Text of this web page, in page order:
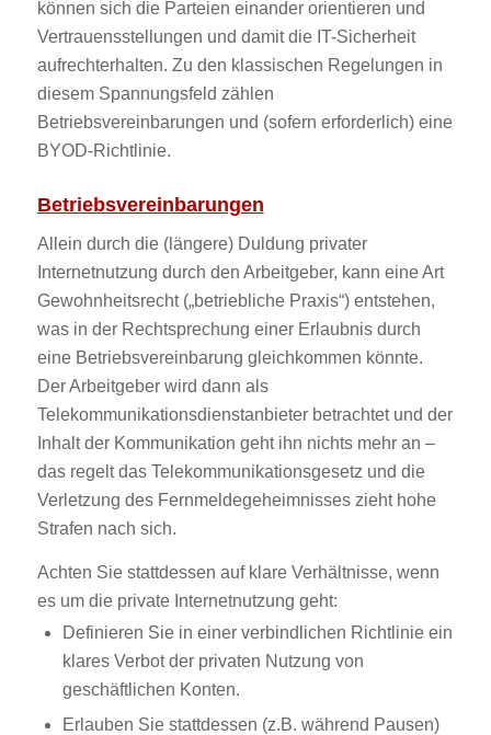
können sich die Parteien einander orientieren und
Vertrauensstellungen und damit die IT-Sicherheit
aufrechterhalten. Zu den klassischen Regelungen in
diesem Spannungsfeld zählen
Betriebsvereinbarungen und (sofern erforderlich) eine
BYOD-Richtlinie.
Betriebsvereinbarungen
Allein durch die (längere) Duldung privater
Internetnutzung durch den Arbeitgeber, kann eine Art
Gewohnheitsrecht („betriebliche Praxis“) entstehen,
was in der Rechtsprechung einer Erlaubnis durch
eine Betriebsvereinbarung gleichkommen könnte.
Der Arbeitgeber wird dann als
Telekommunikationsdienstanbieter betrachtet und der
Inhalt der Kommunikation geht ihn nichts mehr an –
das regelt das Telekommunikationsgesetz und die
Verletzung des Fernmeldegeheimnisses zieht hohe
Strafen nach sich.
Achten Sie stattdessen auf klare Verhältnisse, wenn
es um die private Internetnutzung geht:
Definieren Sie in einer verbindlichen Richtlinie ein
klares Verbot der privaten Nutzung von
geschäftlichen Konten.
Erlauben Sie stattdessen (z.B. während Pausen)